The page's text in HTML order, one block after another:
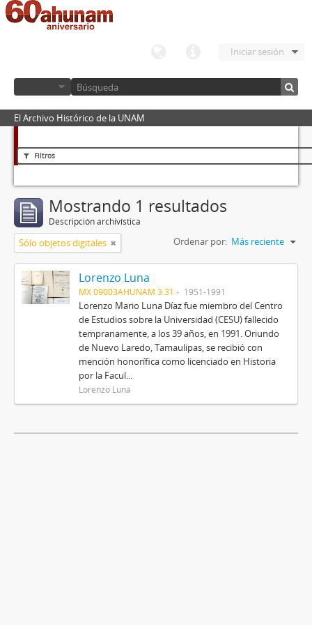
Iniciar sesión
El Archivo Histórico de la UNAM
Filtros
Mostrando 1 resultados
Descripción archivística
Sólo objetos digitales Ordenar por: Más reciente
Lorenzo Luna
MX 09003AHUNAM 3.31 1951-1991
Lorenzo Mario Luna Díaz fue miembro del Centro
de Estudios sobre la Universidad (CESU) fallecido
tempranamente, a los 39 años, en 1991. Oriundo
de Nuevo Laredo, Tamaulipas, se recibió con
mención honorífica como licenciado en Historia
por la Facul...
Lorenzo Luna